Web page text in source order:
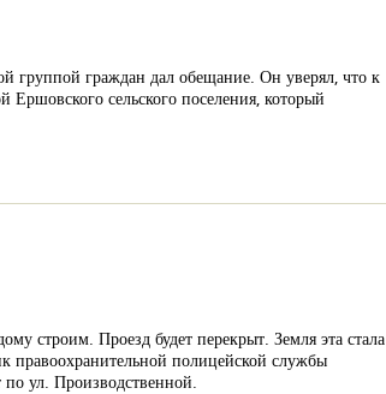
группой граждан дал обещание. Он уверял, что к
сельского поселения, который
строим. Проезд будет перекрыт. Земля эта стала
правоохранительной полицейской службы
ул. Производственной.